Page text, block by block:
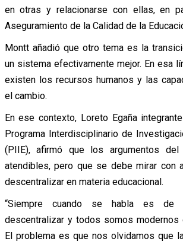
en otras y relacionarse con ellas, en
Aseguramiento de la Calidad de la
Montt añadió que otro tema es la
un sistema efectivamente mejor. En esa
existen los recursos humanos y las
el cambio.
En ese contexto, Loreto Egaña
Programa Interdisciplinario de
(PIIE), afirmó que los argumentos
atendibles, pero que se debe mirar con
descentralizar en materia educacional.
“Siempre cuando se habla es de
descentralizar y todos somos modernos
El problema es que nos olvidamos que